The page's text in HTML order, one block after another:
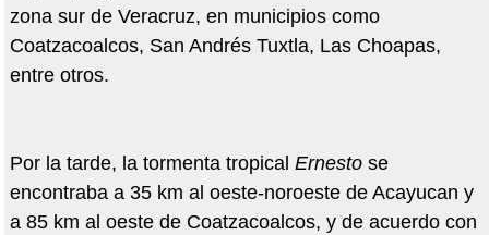
zona sur de Veracruz, en municipios como
Coatzacoalcos, San Andrés Tuxtla, Las Choapas,
entre otros.
Por la tarde, la tormenta tropical Ernestose
encontraba a 35 km al oeste-noroeste de Acayucan y
a 85 km al oeste de Coatzacoalcos, y de acuerdo con